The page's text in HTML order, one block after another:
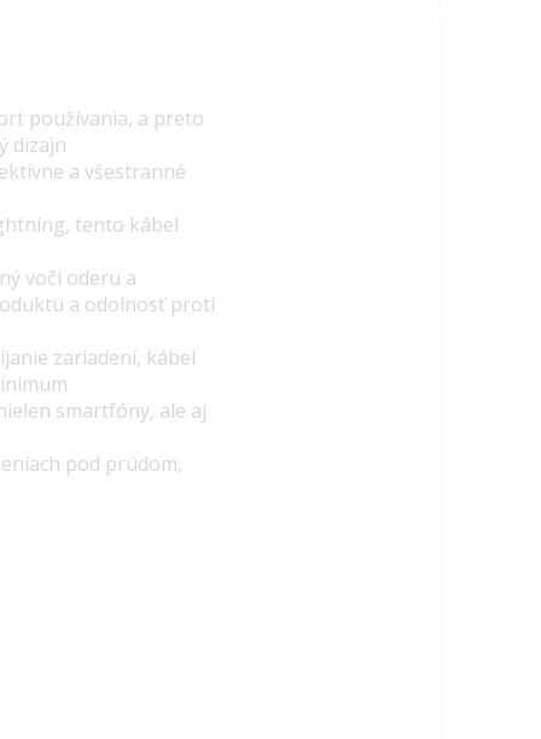
používania, a preto
dizajn
a všestranné
tento kábel
voči oderu a
a odolnosť proti
zariadení, kábel
smartfóny, ale aj
pod prúdom,